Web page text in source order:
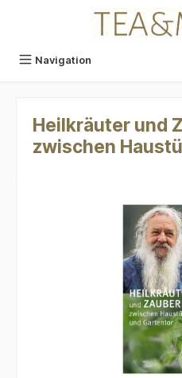
Navigation
Heilkräuter und
zwischen
Bildergalerie überspringen